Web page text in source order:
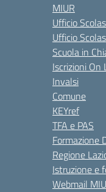
MIUR
Ufficio
Ufficio
Scuola in
Iscrizioni On
Invalsi
Comune
KEYref
TFA e PAS
Formazione
Regione
Istruzione e
Webmail